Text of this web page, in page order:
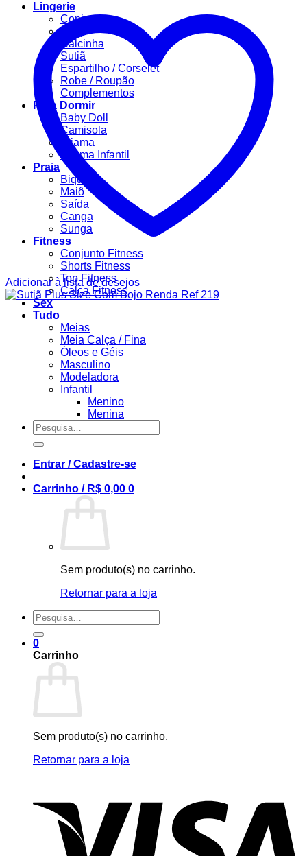
Lingerie
Conjuntos
Body
Calcinha
Sutiã
Espartilho / Corselet
Robe / Roupão
Complementos
Para Dormir
Baby Doll
Camisola
Pijama
Pijama Infantil
Praia
Biquíni
Maiô
Saída
Canga
Sunga
Fitness
Conjunto Fitness
Shorts Fitness
Top Fitness
Calça Fitness
Sex
Tudo
Meias
Meia Calça / Fina
Óleos e Géis
Masculino
Modeladora
Infantil
Menino
Menina
Pesquisar
por:
Entrar / Cadastre-se
Carrinho / R$ 0,00 0
Sem produto(s) no carrinho.
Retornar para a loja
Pesquisar
por:
0
Carrinho
Sem produto(s) no carrinho.
Retornar para a loja
Adicionar à lista de desejos